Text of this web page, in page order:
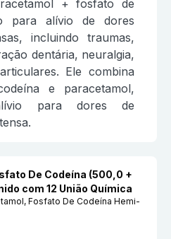
+ fosfato de
para alívio de dores
incluindo traumas,
dentária, neuralgia,
Ele combina
e paracetamol,
para dores de
De Codeína (500,0 +
com 12 União Química
Fosfato De Codeína Hemi-